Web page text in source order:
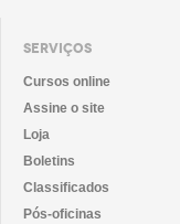
SERVIÇOS
Cursos online
Assine o site
Loja
Boletins
Classificados
Pós-oficinas